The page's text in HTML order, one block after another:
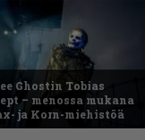
Ghostin Tobias
– menossa mukana
ja Korn-miehistöä